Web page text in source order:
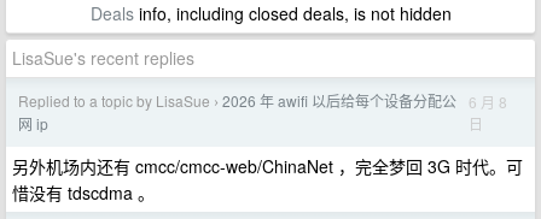
Dealsinfo, including closed deals, is not hidden
LisaSue's recent replies
Replied to a topic by LisaSue › 2026 年 awifi 以后给每个设备分配公
网 ip
6 月 8
日
另外机场内还有 cmcc/cmcc-web/ChinaNet ，完全梦回 3G 时代。可
惜没有 tdscdma 。